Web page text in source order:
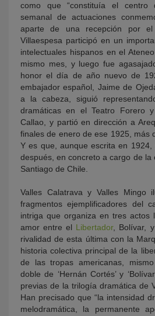
como que “constituía el centro
semanal de actuaciones
aparte de una recepción por el
Villaespesa participó en un
intelectuales hispanos en el
mismo mes, y luego fue
honor el día de año nuevo de
embajador español, Jaime de
a la cabeza, siguió
dramáticas en el Teatro Forero
Callao, y partió en dirección a
finales de enero de ese 1925, más
Y es que, aunque escrita en
después, en concreto a cargo de la
Santiago de Chile.
Valles Calatrava y Valles Mingo
fragmentos ejemplificadores del
intriga que organiza en tres actos
amor entre el Libertador, Bolívar,
rivalidad de esta última con la
historia colectiva principal de la
de las tropas americanas,
doble de ‘Hernán Cortés’ y
previas de la trilogía dramática de
Han precisado que “la intensidad
melodramática, la permanente